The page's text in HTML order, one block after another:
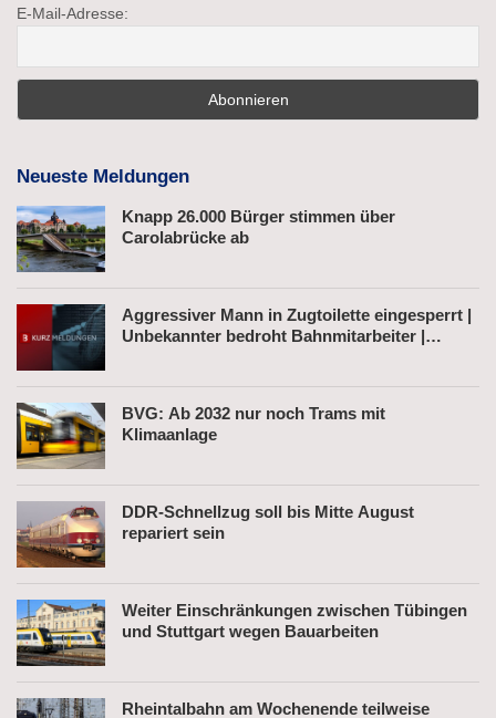
E-Mail-Adresse:
Neueste Meldungen
Knapp 26.000 Bürger stimmen über
Carolabrücke ab
Aggressiver Mann in Zugtoilette eingesperrt |
Unbekannter bedroht Bahnmitarbeiter |
BVG: Ab 2032 nur noch Trams mit
Klimaanlage
DDR-Schnellzug soll bis Mitte August
repariert sein
Weiter Einschränkungen zwischen Tübingen
und Stuttgart wegen Bauarbeiten
Rheintalbahn am Wochenende teilweise